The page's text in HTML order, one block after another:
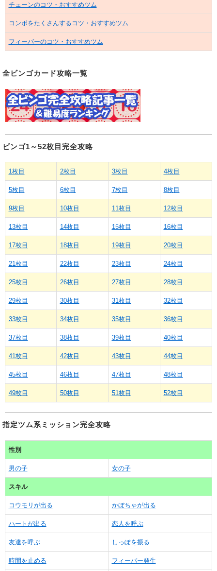
チェーンのコツ・おすすめツム
コンボをたくさんするコツ・おすすめツム
フィーバーのコツ・おすすめツム
全ビンゴカード攻略一覧
ビンゴ1～52枚目完全攻略
1枚目 2枚目 3枚目 4枚目
5枚目 6枚目 7枚目 8枚目
9枚目 10枚目 11枚目 12枚目
13枚目 14枚目 15枚目 16枚目
17枚目 18枚目 19枚目 20枚目
21枚目 22枚目 23枚目 24枚目
25枚目 26枚目 27枚目 28枚目
29枚目 30枚目 31枚目 32枚目
33枚目 34枚目 35枚目 36枚目
37枚目 38枚目 39枚目 40枚目
41枚目 42枚目 43枚目 44枚目
45枚目 46枚目 47枚目 48枚目
49枚目 50枚目 51枚目 52枚目
指定ツム系ミッション完全攻略
性別
男の子 女の子
スキル
コウモリが出る かぼちゃが出る
ハートが出る 恋人を呼ぶ
友達を呼ぶ しっぽを振る
時間を止める フィーバー発生